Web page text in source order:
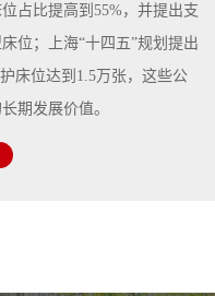
占比提高到55%，并提出支
位；上海“十四五”规划提出
床位达到1.5万张，这些公
期发展价值。